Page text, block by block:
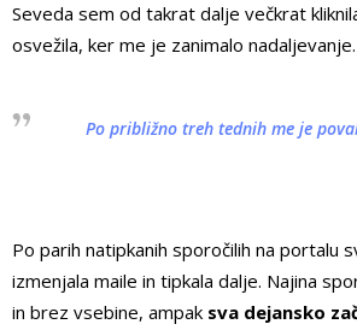
Seveda sem od takrat dalje večkrat
osvežila, ker me je zanimalo nadaljevanje.
Po približno treh tednih me je
Po parih natipkanih sporočilih na portalu
izmenjala maile in tipkala dalje. Najina
in brez vsebine, ampak sva dejansko